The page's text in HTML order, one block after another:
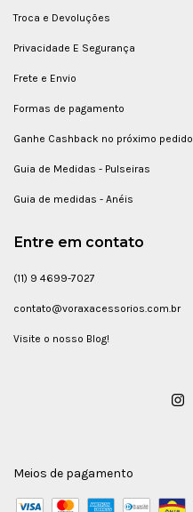
Troca e Devoluções
Privacidade E Segurança
Frete e Envio
Formas de pagamento
Ganhe Cashback no próximo pedido
Guia de Medidas - Pulseiras
Guia de medidas - Anéis
Entre em contato
(11) 9 4699-7027
contato@voraxacessorios.com.br
Visite o nosso Blog!
Meios de pagamento